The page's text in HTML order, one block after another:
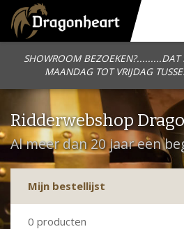
SHOWROOM BEZOEKEN?.........DAT
MAANDAG TOT VRIJDAG
Ridderwebshop
Al meer dan 20 jaar een
Mijn bestellijst
0 producten